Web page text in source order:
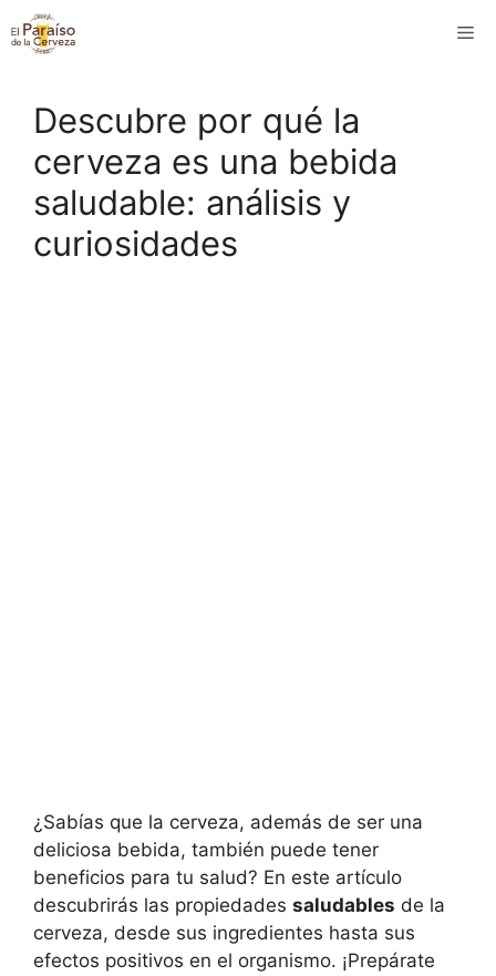
Saltar
al
Descubre por qué la
cerveza es una bebida
saludable: análisis y
curiosidades
¿Sabías que la cerveza, además de ser una
deliciosa bebida, también puede tener
beneficios para tu salud? En este artículo
descubrirás las propiedades saludables de la
cerveza, desde sus ingredientes hasta sus
efectos positivos en el organismo. ¡Prepárate